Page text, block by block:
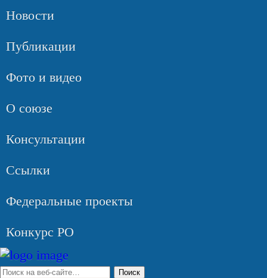
Новости
Публикации
Фото и видео
О союзе
Консультации
Ссылки
Федеральные проекты
Конкурс РО